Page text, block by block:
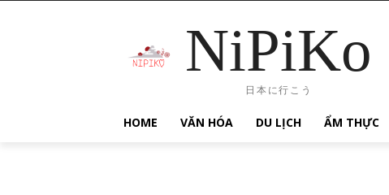
NiPiKo
日本に行こう
HOME VĂN HÓA DU LỊCH ẨM THỰC